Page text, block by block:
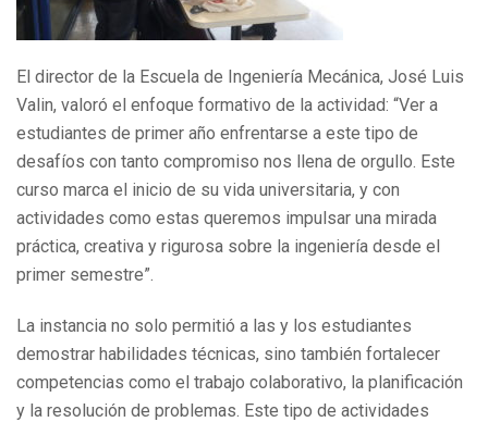
El director de la Escuela de Ingeniería Mecánica, José Luis
Valin, valoró el enfoque formativo de la actividad: “Ver a
estudiantes de primer año enfrentarse a este tipo de
desafíos con tanto compromiso nos llena de orgullo. Este
curso marca el inicio de su vida universitaria, y con
actividades como estas queremos impulsar una mirada
práctica, creativa y rigurosa sobre la ingeniería desde el
primer semestre”.
La instancia no solo permitió a las y los estudiantes
demostrar habilidades técnicas, sino también fortalecer
competencias como el trabajo colaborativo, la planificación
y la resolución de problemas. Este tipo de actividades